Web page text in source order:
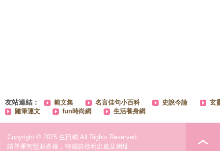
友站連結： 範文集 名言佳句小百科 史說今論
玄
隨筆運文
fun時尚網 生活養身網
Copyright © 2025 生日網 All Rights Reserved.
請尊重智慧財產權，轉載請標明出處及網址